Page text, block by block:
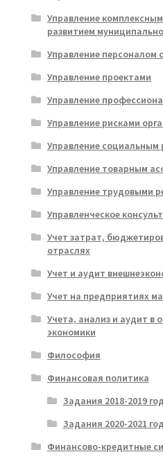
Управление
развитием
Управление персоналом
Управление проектами
Управление
Управление рисками
Управление социальным
Управление товарным
Управление трудовыми
Управленческое
Учет затрат,
отраслях
Учет и аудит
Учет на предприятиях
Учета, анализ и аудит в
экономики
Философия
Финансовая политика
Задания 2018-2019
Задания 2020-2021
Финансово-кредитные